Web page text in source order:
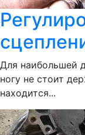
Для наибольшей
ногу не стоит
находится...